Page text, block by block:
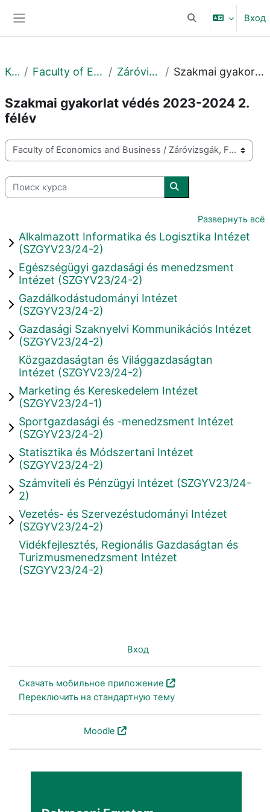
Изменить данные
Вход
Курсы Faculty of Economics and Business Záróvizsgák, Felvételik Szakmai gyakorlat védés 2023-2024 2. félév
Szakmai gyakorlat védés 2023-2024 2.
félév
Категории курсов
Поиск курса
Поиск курса
Развернуть всё
Alkalmazott Informatika és Logisztika Intézet
(SZGYV23/24-2)
Egészségügyi gazdasági és menedzsment
Intézet (SZGYV23/24-2)
Gazdálkodástudományi Intézet
(SZGYV23/24-2)
Gazdasági Szaknyelvi Kommunikációs Intézet
(SZGYV23/24-2)
Közgazdaságtan és Világgazdaságtan
Intézet (SZGYV23/24-2)
Marketing és Kereskedelem Intézet
(SZGYV23/24-1)
Sportgazdasági és -menedzsment Intézet
(SZGYV23/24-2)
Statisztika és Módszertani Intézet
(SZGYV23/24-2)
Számviteli és Pénzügyi Intézet (SZGYV23/24-
2)
Vezetés- és Szervezéstudományi Intézet
(SZGYV23/24-2)
Vidékfejlesztés, Regionális Gazdaságtan és
Turizmusmenedzsment Intézet
(SZGYV23/24-2)
Вход
Скачать мобильное приложение
Переключить на стандартную тему
Moodle